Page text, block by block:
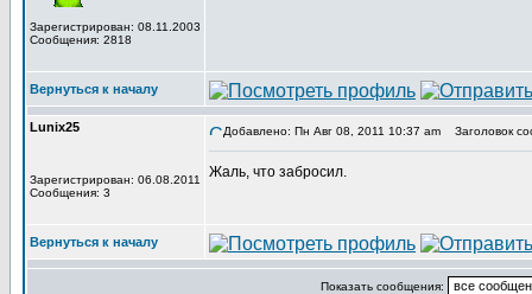
Зарегистрирован: 08.11.2003
Сообщения: 2818
Вернуться к началу
Lunix25
Зарегистрирован: 06.08.2011
Сообщения: 3
Добавлено: Пн Авг 08, 2011 10:37 am Заголовок
Жаль, что забросил.
Вернуться к началу
Показать сообщения: